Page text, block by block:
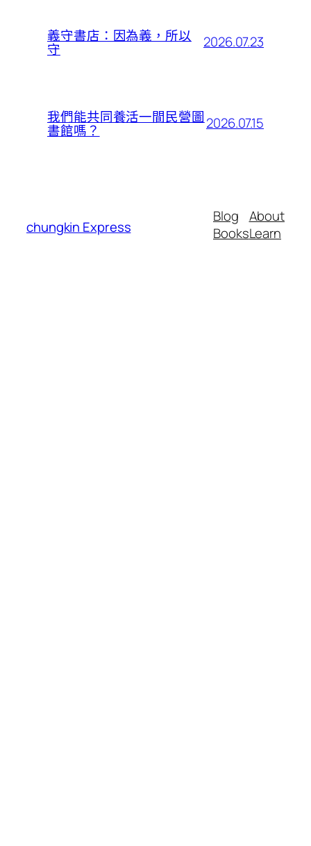
義守書店：因為義，所以
守 2026.07.23
我們能共同養活一間民營圖
書館嗎？ 2026.07.15
chungkin Express
Blog
Books
About
Learn